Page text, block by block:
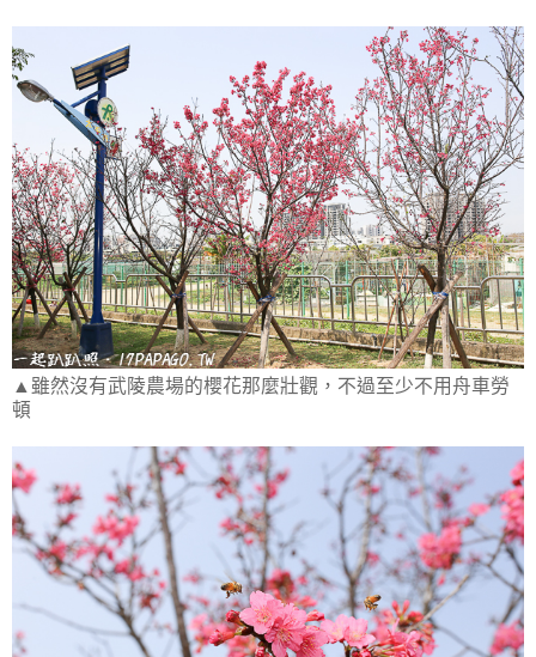
▲雖然沒有武陵農場的櫻花那麼壯觀，不過至少不用舟車勞
頓